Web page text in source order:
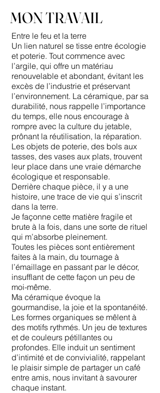
MON TRAVAIL
Entre le feu et la terre
Un lien naturel se tisse entre écologie
et poterie. Tout commence avec
l’argile, qui offre un matériau
renouvelable et abondant, évitant les
excès de l’industrie et préservant
l’environnement. La céramique, par sa
durabilité, nous rappelle l’importance
du temps, elle nous encourage à
rompre avec la culture du jetable,
prônant la réutilisation, la réparation.
Les objets de poterie, des bols aux
tasses, des vases aux plats, trouvent
leur place dans une vraie démarche
écologique et responsable.
Derrière chaque pièce, il y a une
histoire, une trace de vie qui s’inscrit
dans la terre.
Je façonne cette matière fragile et
brute à la fois, dans une sorte de rituel
qui m’absorbe pleinement.
Toutes les pièces sont entièrement
faites à la main, du tournage à
l’émaillage en passant par le décor,
insufflant de cette façon un peu de
moi-même.
Ma céramique évoque la
gourmandise, la joie et la spontanéité.
Les formes organiques se mêlent à
des motifs rythmés. Un jeu de textures
et de couleurs pétillantes ou
profondes. Elle induit un sentiment
d’intimité et de convivialité, rappelant
le plaisir simple de partager un café
entre amis, nous invitant à savourer
chaque instant.